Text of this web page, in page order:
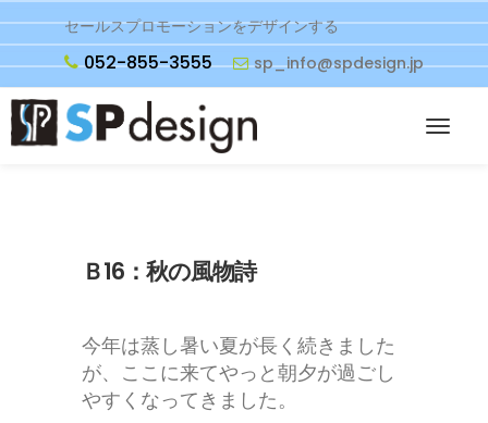
セールスプロモーションをデザインする
052-855-3555 sp_info@spdesign.jp
Ｂ16：秋の風物詩
今年は蒸し暑い夏が長く続きました
が、ここに来てやっと朝夕が過ごし
やすくなってきました。